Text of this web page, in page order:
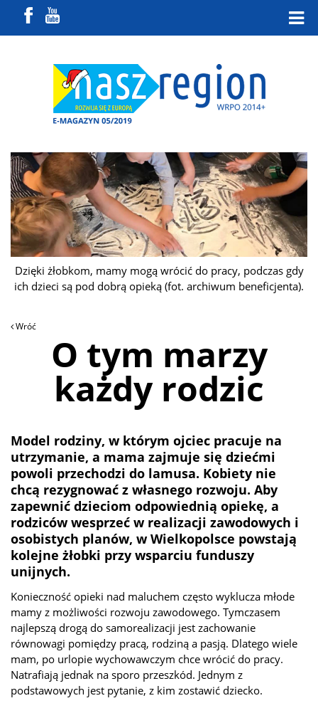
Dzięki żłobkom, mamy mogą wrócić do pracy, podczas gdy
ich dzieci są pod dobrą opieką (fot. archiwum beneficjenta).
Wróć
O tym marzy
każdy rodzic
Model rodziny, w którym ojciec pracuje na
utrzymanie, a mama zajmuje się dziećmi
powoli przechodzi do lamusa. Kobiety nie
chcą rezygnować z własnego rozwoju. Aby
zapewnić dzieciom odpowiednią opiekę, a
rodziców wesprzeć w realizacji zawodowych i
osobistych planów, w Wielkopolsce powstają
kolejne żłobki przy wsparciu funduszy
unijnych.
Konieczność opieki nad maluchem często wyklucza młode
mamy z możliwości rozwoju zawodowego. Tymczasem
najlepszą drogą do samorealizacji jest zachowanie
równowagi pomiędzy pracą, rodziną a pasją. Dlatego wiele
mam, po urlopie wychowawczym chce wrócić do pracy.
Natrafiają jednak na sporo przeszkód. Jednym z
podstawowych jest pytanie, z kim zostawić dziecko.